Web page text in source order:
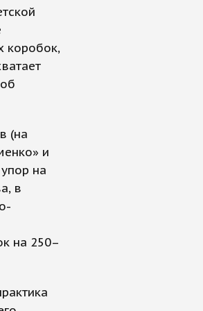
коробок,
(на
и
на
в
на 250–